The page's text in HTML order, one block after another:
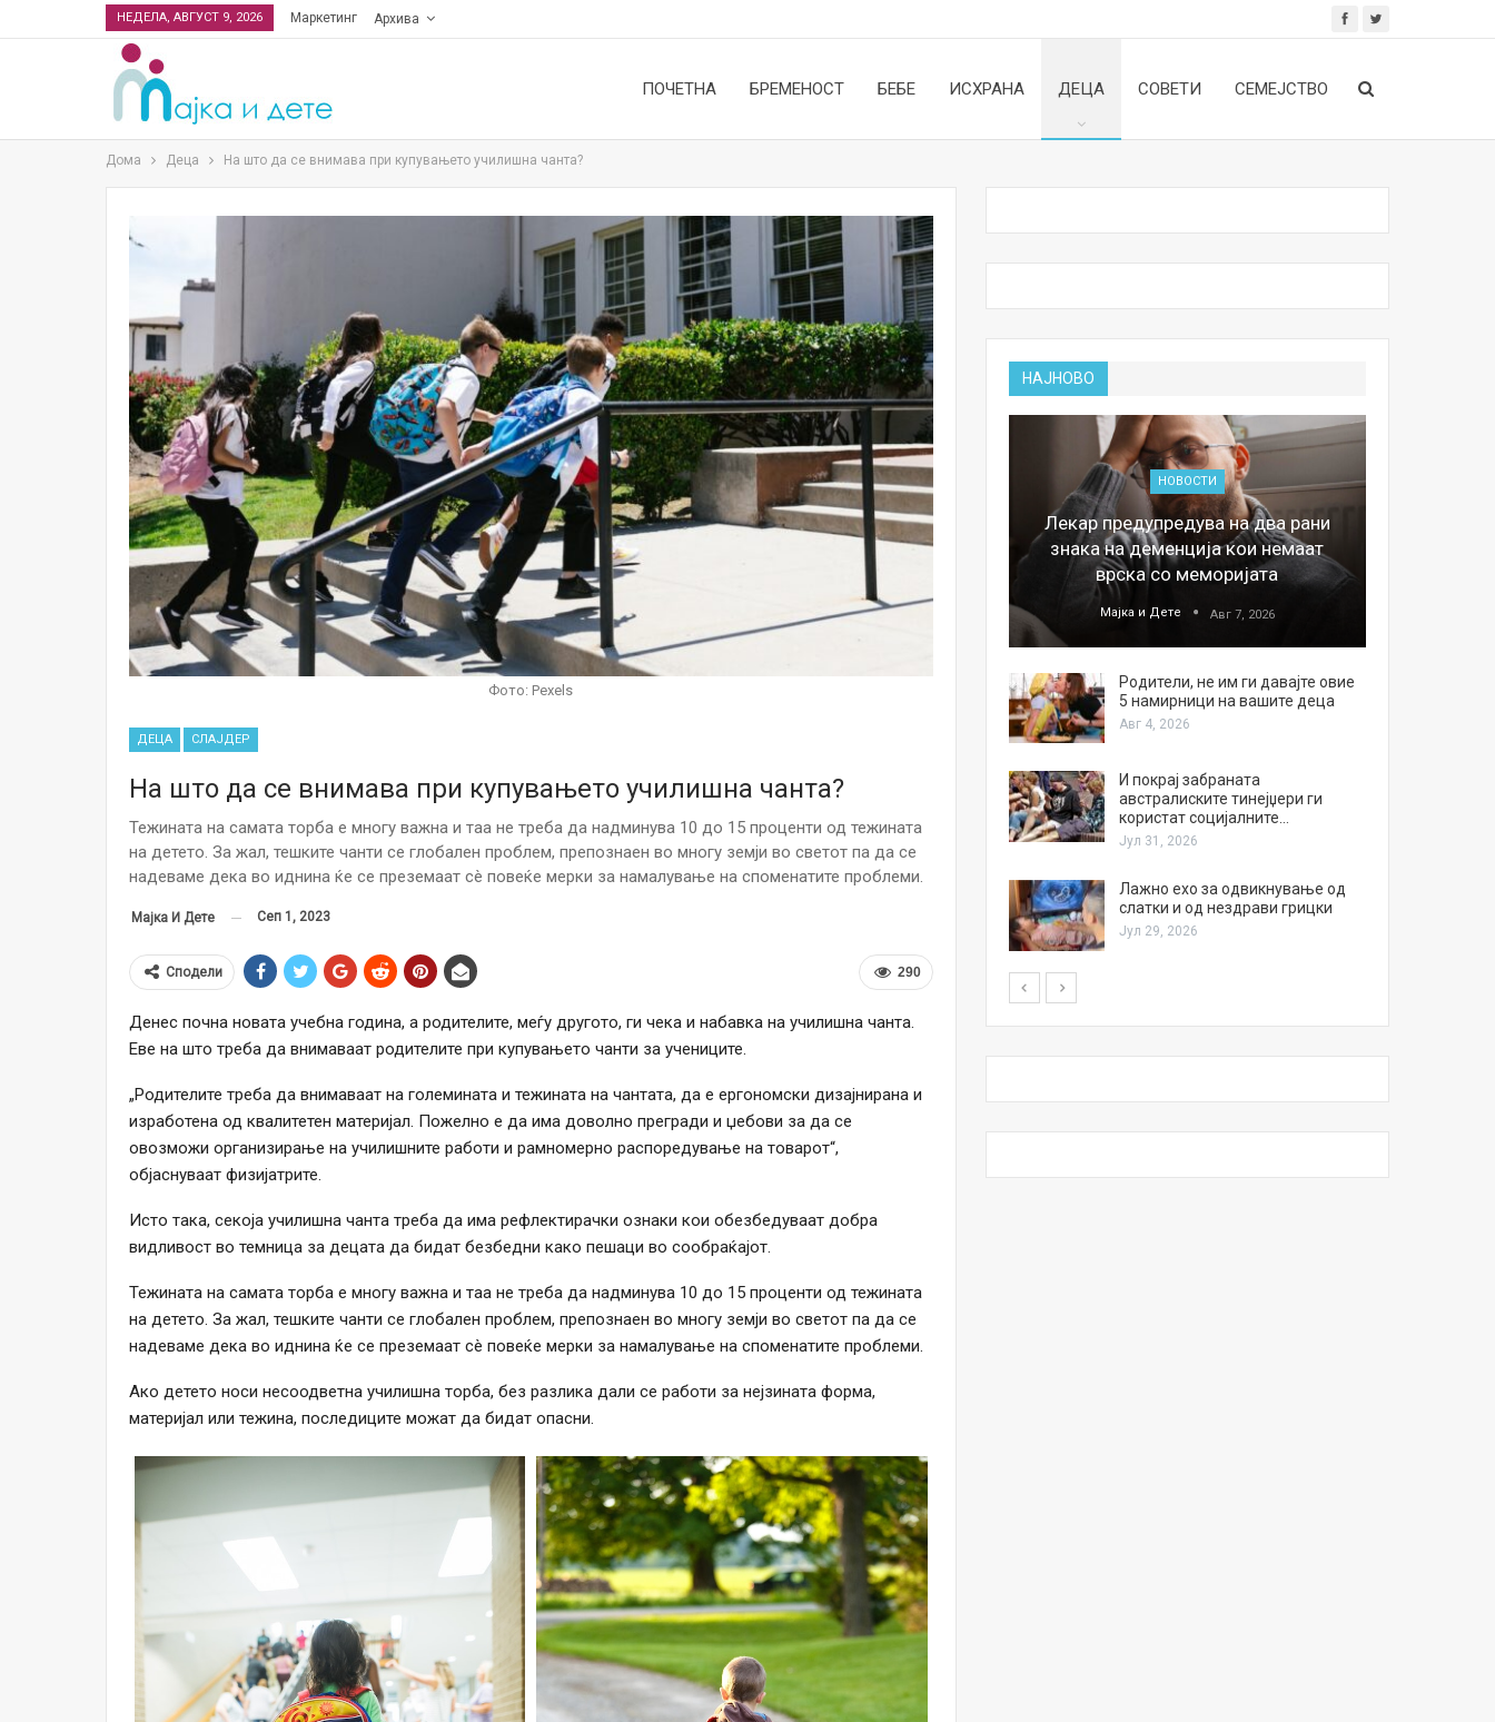
НЕДЕЛА, АВГУСТ 9, 2026 Маркетинг Архива
ПОЧЕТНА БРЕМЕНОСТ БЕБЕ ИСХРАНА ДЕЦА СОВЕТИ СЕМЕЈСТВО
Дома Деца На што да се внимава при купувањето училишна чанта?
Фото: Pexels
ДЕЦА СЛАЈДЕР
На што да се внимава при купувањето училишна чанта?
Тежината на самата торба е многу важна и таа не треба да надминува 10 до 15 проценти од тежината
на детето. За жал, тешките чанти се глобален проблем, препознаен во многу земји во светот па да се
надеваме дека во иднина ќе се преземаат сè повеќе мерки за намалување на споменатите проблеми.
Мајка И Дете Сеп 1, 2023
290
Сподели
Денес почна новата учебна година, а родителите, меѓу другото, ги чека и набавка на училишна чанта.
Еве на што треба да внимаваат родителите при купувањето чанти за учениците.
„Родителите треба да внимаваат на големината и тежината на чантата, да е ергономски дизајнирана и
изработена од квалитетен материјал. Пожелно е да има доволно прегради и џебови за да се
овозможи организирање на училишните работи и рамномерно распоредување на товарот“,
објаснуваат физијатрите.
Исто така, секоја училишна чанта треба да има рефлектирачки ознаки кои обезбедуваат добра
видливост во темница за децата да бидат безбедни како пешаци во сообраќајот.
Тежината на самата торба е многу важна и таа не треба да надминува 10 до 15 проценти од тежината
на детето. За жал, тешките чанти се глобален проблем, препознаен во многу земји во светот па да се
надеваме дека во иднина ќе се преземаат сè повеќе мерки за намалување на споменатите проблеми.
Ако детето носи несоодветна училишна торба, без разлика дали се работи за нејзината форма,
материјал или тежина, последиците можат да бидат опасни.
НАЈНОВО
НОВОСТИ
Финците вложија милион евра во
кал, за посилен имунитет на децата
Јул 24, 2026
Нов тест од крвта би можел да го
многу…
Јул 22, 2026
НОВОСТИ
Лекар предупредува на два рани
знака на деменција кои немаат
врска со меморијата
Мајка и Дете Авг 7, 2026
Родители, не им ги давајте овие
5 намирници на вашите деца
Авг 4, 2026
И покрај забраната
австралиските тинејџери ги
користат социјалните…
Јул 31, 2026
Лажно ехо за одвикнување од
слатки и од нездрави грицки
Јул 29, 2026